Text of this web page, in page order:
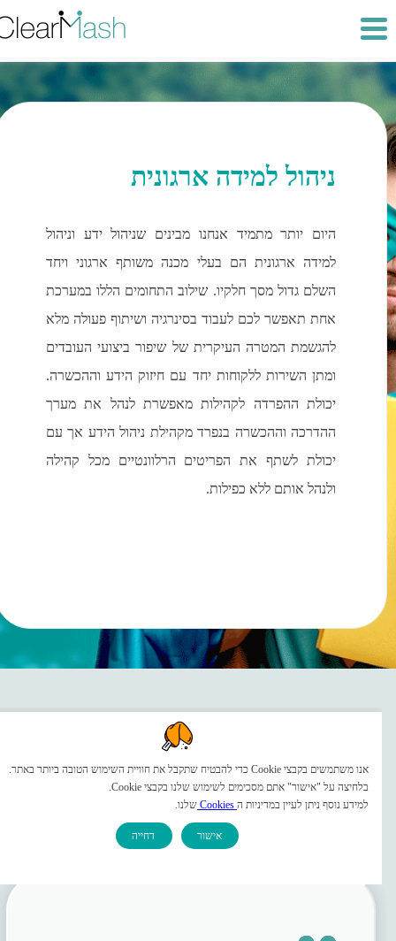
ניהול למידה ארגונית
היום יותר מתמיד אנחנו מבינים שניהול ידע וניהול
למידה ארגונית הם בעלי מכנה משותף ארגוני ויחד
השלם גדול מסך חלקיו. שילוב התחומים הללו במערכת
אחת תאפשר לכם לעבוד בסינרגיה ושיתוף פעולה מלא
להגשמת המטרה העיקרית של שיפור ביצועי העובדים
ומתן השירות ללקוחות יחד עם חיזוק הידע וההכשרה.
יכולת ההפרדה לקהילות מאפשרת לנהל את מערך
ההדרכה וההכשרה בנפרד מקהילת ניהול הידע אך עם
יכולת לשתף את הפריטים הרלוונטיים מכל קהילה
ולנהל אותם ללא כפילות.
מעצימים עובדים ולקוחות
ניהול ידע לעובדים
אנו משתמשים בקבצי Cookie כדי להבטיח שתקבל את חוויית השימוש הטובה ביותר באתר.
בלחיצה על "אישור" אתם מסכימים לשימוש שלנו בקבצי Cookie.
למידע נוסף ניתן לעיין במדיניות הCookies שלנו.
אישור דחייה